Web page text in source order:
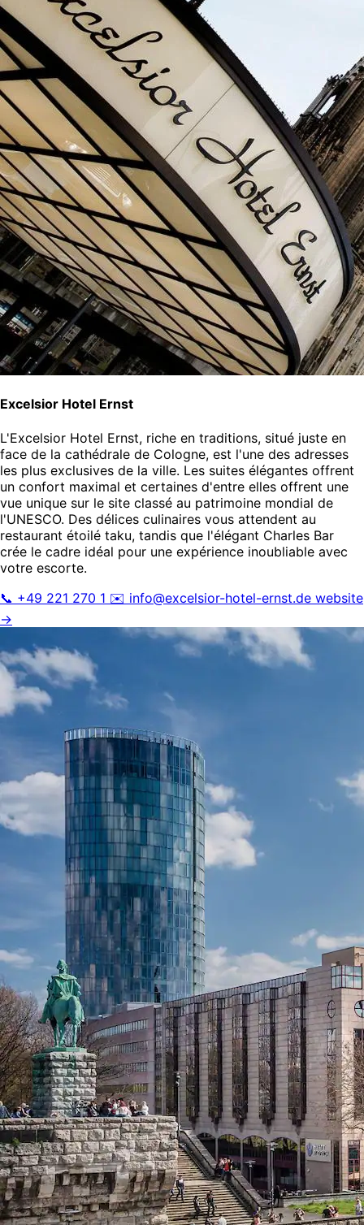
Excelsior Hotel Ernst
L'Excelsior Hotel Ernst, riche en traditions, situé juste en
face de la cathédrale de Cologne, est l'une des adresses
les plus exclusives de la ville. Les suites élégantes offrent
un confort maximal et certaines d'entre elles offrent une
vue unique sur le site classé au patrimoine mondial de
l'UNESCO. Des délices culinaires vous attendent au
restaurant étoilé taku, tandis que l'élégant Charles Bar
crée le cadre idéal pour une expérience inoubliable avec
votre escorte.
📞 +49 221 270 1 ✉️ info@excelsior-hotel-ernst.de website
→